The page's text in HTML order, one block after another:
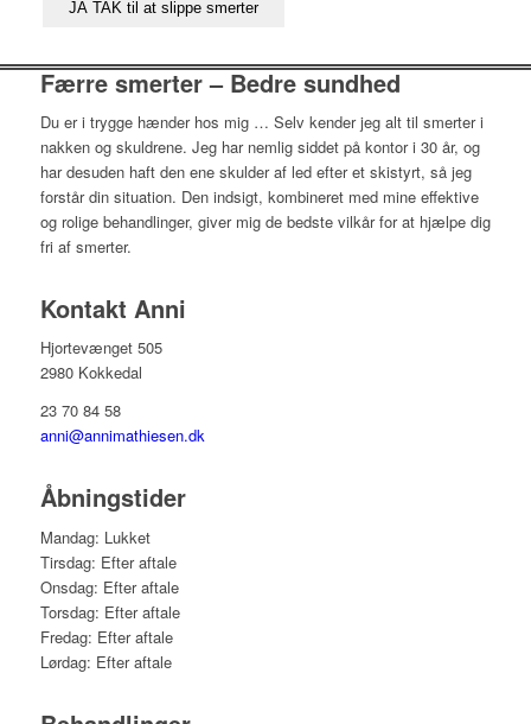
Færre smerter – Bedre sundhed
Du er i trygge hænder hos mig … Selv kender jeg alt til smerter i
nakken og skuldrene. Jeg har nemlig siddet på kontor i 30 år, og
har desuden haft den ene skulder af led efter et skistyrt, så jeg
forstår din situation. Den indsigt, kombineret med mine effektive
og rolige behandlinger, giver mig de bedste vilkår for at hjælpe dig
fri af smerter.
Kontakt Anni
Hjortevænget 505
2980 Kokkedal
23 70 84 58
anni@annimathiesen.dk
Åbningstider
Mandag: Lukket
Tirsdag: Efter aftale
Onsdag: Efter aftale
Torsdag: Efter aftale
Fredag: Efter aftale
Lørdag: Efter aftale